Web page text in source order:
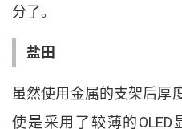
分了。
盐田
虽然使用金属的支架后厚
使是采用了较薄的OLED